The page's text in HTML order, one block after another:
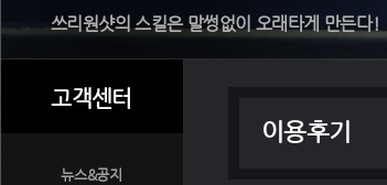
쓰리원샷의 스킬은 말썽없이 오래타게 만든다!
고객센터
뉴스&공지
이용후기